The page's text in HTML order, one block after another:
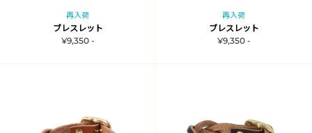
再入荷
ブレスレット
¥9,350 -
再入荷
ブレスレット
¥9,350 -